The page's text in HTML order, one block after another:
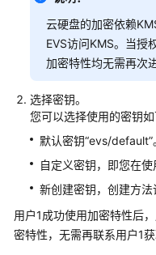
景
代
码
示
常
见
问
云硬盘的加密依赖
EVS访问KMS。当授
加密特性均无需再次
选择密钥。
您可以选择使用的密钥如
默认密钥“evs/default”
自定义密钥，即您在使
新创建密钥，创建方法
用户1成功使用加密特性后
密特性，无需再联系用户1获